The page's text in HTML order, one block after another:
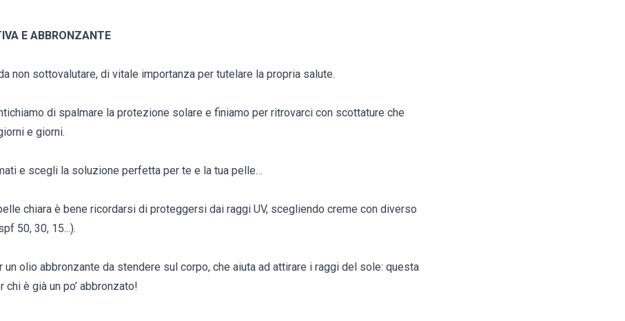
E ABBRONZANTE
non sottovalutare, di vitale importanza per tutelare la propria salute.
di spalmare la protezione solare e finiamo per ritrovarci con scottature che
e giorni.
e scegli la soluzione perfetta per te e la tua pelle…
chiara è bene ricordarsi di proteggersi dai raggi UV, scegliendo creme con diverso
50, 30, 15...).
un olio abbronzante da stendere sul corpo, che aiuta ad attirare i raggi del sole: questa
è già un po’ abbronzato!